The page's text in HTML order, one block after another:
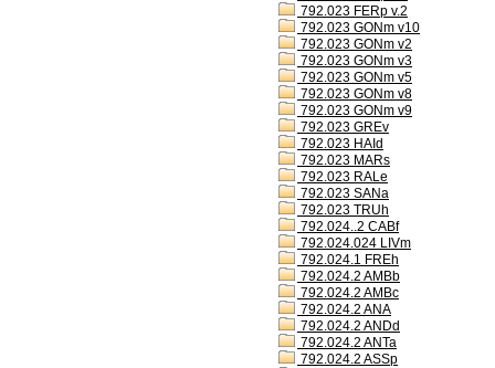
792.023 FERp v.2
792.023 GONm v10
792.023 GONm v2
792.023 GONm v3
792.023 GONm v5
792.023 GONm v8
792.023 GONm v9
792.023 GREv
792.023 HAId
792.023 MARs
792.023 RALe
792.023 SANa
792.023 TRUh
792.024..2 CABf
792.024.024 LIVm
792.024.1 FREh
792.024.2 AMBb
792.024.2 AMBc
792.024.2 ANA
792.024.2 ANDd
792.024.2 ANTa
792.024.2 ASSp